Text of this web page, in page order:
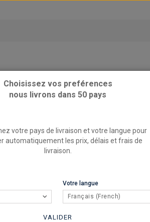
Choisissez vos preférences
nous livrons dans 50 pays
votre pays de livraison et votre langue pour
automatiquement les prix, délais et frais de
livraison.
Votre langue
Français (French)
VALIDER